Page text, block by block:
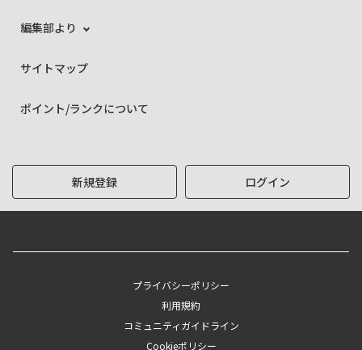
編集部より
サイトマップ
ポイント/ランクについて
新規登録 ログイン
プライバシーポリシー
利用規約
コミュニティガイドライン
Cookieポリシー